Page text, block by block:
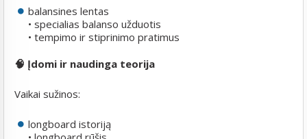
balansines lentas
• specialias balanso užduotis
• tempimo ir stiprinimo pratimus
🧠 Įdomi ir naudinga teorija
Vaikai sužinos:
longboard istoriją